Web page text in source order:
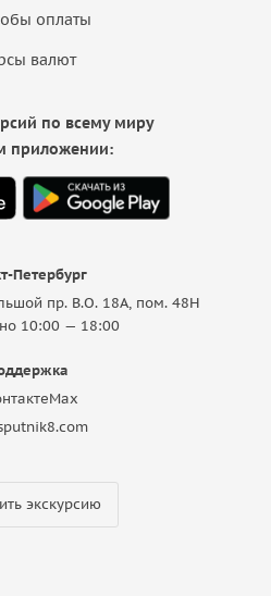
оплаты
валют
Петербург
пр. В.О. 18A, пом. 48Н
10:00 — 18:00
Max
экскурсию
по всему миру
приложении: